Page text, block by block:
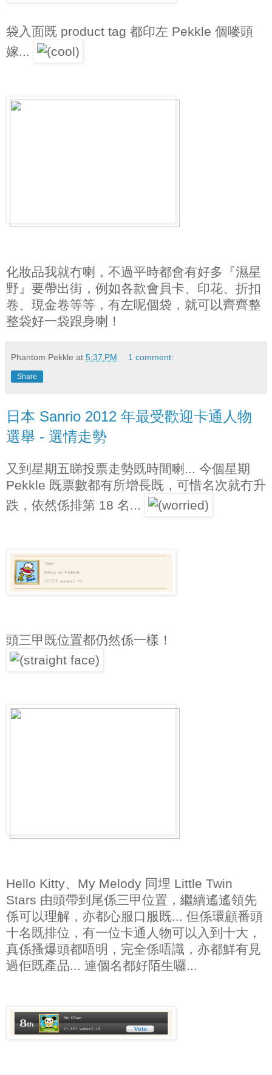
袋入面既 product tag 都印左 Pekkle 個嘜頭
嫁...
化妝品我就冇喇，不過平時都會有好多『濕星
野』要帶出街，例如各款會員卡、印花、折扣
卷、現金卷等等，有左呢個袋，就可以齊齊整
整袋好一袋跟身喇！
Phantom Pekkle at 5:37 PM 1 comment:
Share
日本 Sanrio 2012 年最受歡迎卡通人物
選舉 - 選情走勢
又到星期五睇投票走勢既時間喇... 今個星期
Pekkle 既票數都有所增長既，可惜名次就冇升
跌，依然係排第 18 名...
頭三甲既位置都仍然係一樣！
Hello Kitty、My Melody 同埋 Little Twin
Stars 由頭帶到尾係三甲位置，繼續遙遙領先
係可以理解，亦都心服口服既... 但係環顧番頭
十名既排位，有一位卡通人物可以入到十大，
真係搔爆頭都唔明，完全係唔識，亦都鮮有見
過佢既產品... 連個名都好陌生囉...